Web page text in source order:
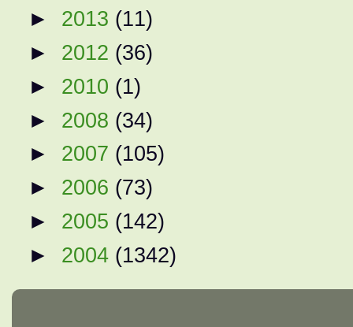
► 2013 (11)
► 2012 (36)
► 2010 (1)
► 2008 (34)
► 2007 (105)
► 2006 (73)
► 2005 (142)
► 2004 (1342)